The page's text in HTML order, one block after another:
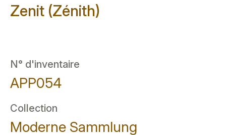
Zenit (Zénith)
N° d'inventaire
APP054
Collection
Moderne Sammlung